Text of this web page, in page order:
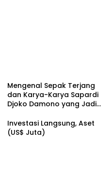
Mengenal Sepak Terjang
dan Karya-Karya Sapardi
Djoko Damono yang Jadi
Investasi Langsung, Aset
(US$ Juta)